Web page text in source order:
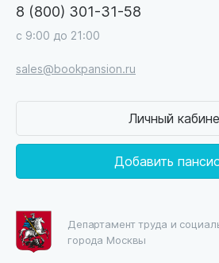
8 (800) 301-31-58
с 9:00 до 21:00
sales@bookpansion.ru
Личный
Добавить
Департамент труда и
города Москвы